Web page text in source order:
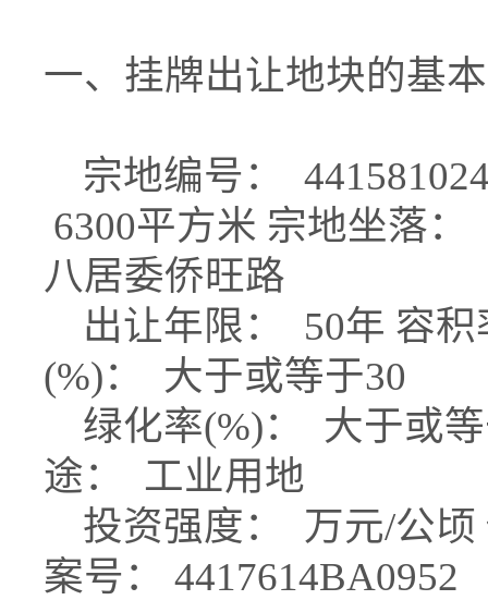
一、挂牌出让地块的基
宗地编号：
6300平方米 宗地坐落
八居委侨旺路
出让年限： 50年 容积
(%)： 大于或等于30
绿化率(%)： 大于或
途： 工业用地
投资强度： 万元/公顷
案号： 4417614BA0952